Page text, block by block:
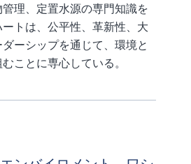
理、定置水源の専門知識を
トは、公平性、革新性、大
ーシップを通じて、環境と
ことに専心している。